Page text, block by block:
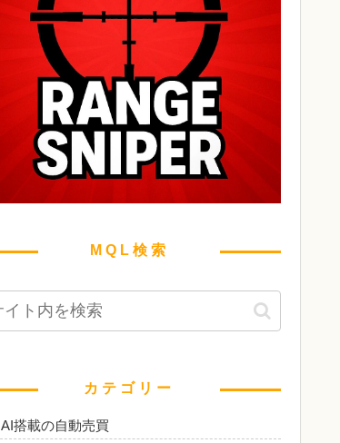
MQL検索
カテゴリー
AI搭載の自動売買